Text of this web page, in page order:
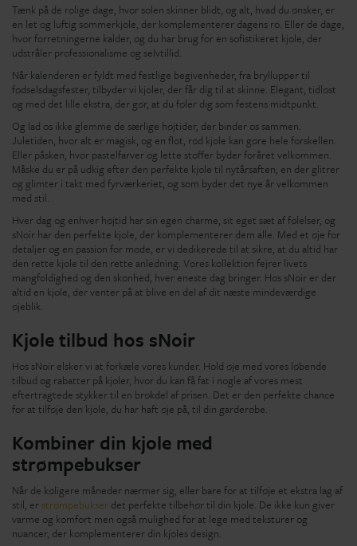
Tænk på de rolige dage, hvor solen skinner blidt, og alt, hvad du ønsker, er
en let og luftig sommerkjole, der komplementerer dagens ro. Eller de dage,
hvor forretningerne kalder, og du har brug for en sofistikeret kjole, der
udstråler professionalisme og selvtillid.
Når kalenderen er fyldt med festlige begivenheder, fra bryllupper til
fødselsdagsfester, tilbyder vi kjoler, der får dig til at skinne. Elegant, tidløst
og med det lille ekstra, der gør, at du føler dig som festens midtpunkt.
Og lad os ikke glemme de særlige højtider, der binder os sammen.
Juletiden, hvor alt er magisk, og en flot, rød kjole kan gøre hele forskellen.
Eller påsken, hvor pastelfarver og lette stoffer byder foråret velkommen.
Måske du er på udkig efter den perfekte kjole til nytårsaften, en der glitrer
og glimter i takt med fyrværkeriet, og som byder det nye år velkommen
med stil.
Hver dag og enhver højtid har sin egen charme, sit eget sæt af følelser, og
sNoir har den perfekte kjole, der komplementerer dem alle. Med et øje for
detaljer og en passion for mode, er vi dedikerede til at sikre, at du altid har
den rette kjole til den rette anledning. Vores kollektion fejrer livets
mangfoldighed og den skønhed, hver eneste dag bringer. Hos sNoir er der
altid en kjole, der venter på at blive en del af dit næste mindeværdige
øjeblik.
Kjole tilbud hos sNoir
Hos sNoir elsker vi at forkæle vores kunder. Hold øje med vores løbende
tilbud og rabatter på kjoler, hvor du kan få fat i nogle af vores mest
eftertragtede stykker til en brøkdel af prisen. Det er den perfekte chance
for at tilføje den kjole, du har haft øje på, til din garderobe.
Kombiner din kjole med
strømpebukser
Når de køligere måneder nærmer sig, eller bare for at tilføje et ekstra lag af
stil, er strømpebukser det perfekte tilbehør til din kjole. De ikke kun giver
varme og komfort men også mulighed for at lege med teksturer og
nuancer, der komplementerer din kjoles design.